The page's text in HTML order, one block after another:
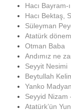
Hacı Bayram-
Hacı Bektaş,
Süleyman
Atatürk
Otman Baba
Andımız ne
Seyyit Nesimi
Beytullah
Yanko
Seyyid Nizam
Atatürk’ün